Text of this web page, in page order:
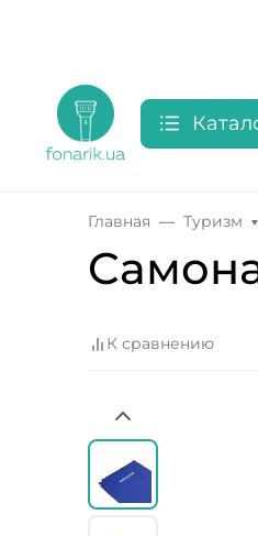
Главная Туризм
К сравнению